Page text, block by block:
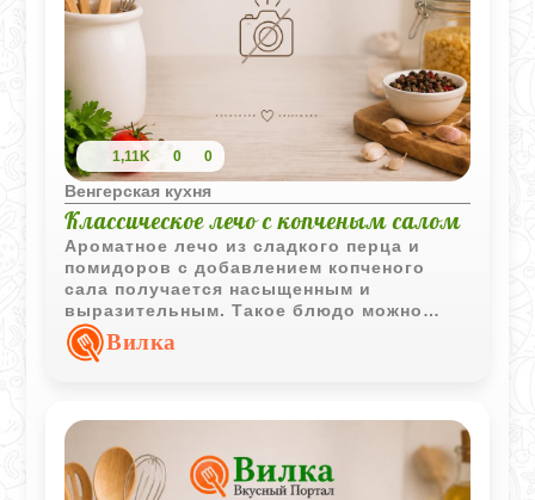
1,11K 0 0
Венгерская кухня
Классическое лечо с копченым салом
Ароматное лечо из сладкого перца и
помидоров с добавлением копченого
сала получается насыщенным и
выразительным. Такое блюдо можно
подавать самостоятельно, как гарнир
или дополнение к мясным блюдам.
Вилка